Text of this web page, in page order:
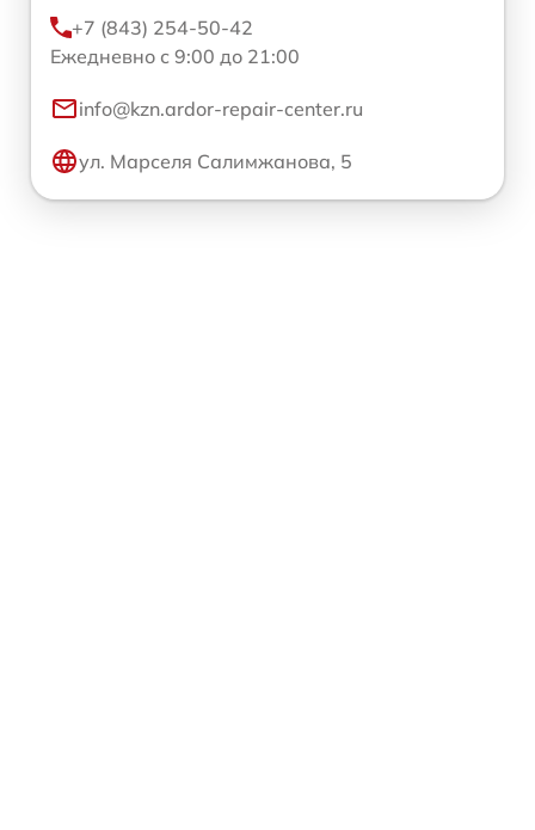
+7 (843) 254-50-42
Ежедневно с 9:00 до 21:00
info@kzn.ardor-repair-center.ru
ул. Марселя Салимжанова, 5